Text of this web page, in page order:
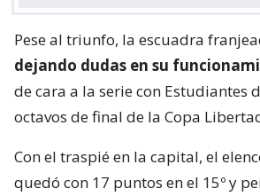
Pese al triunfo, la escuadra
dejando dudas en su
de cara a la serie con Estudiantes
octavos de final de la Copa
Con el traspié en la capital, el
quedó con 17 puntos en el 15º y